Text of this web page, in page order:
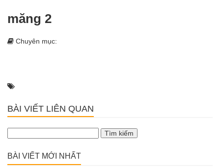
măng 2
Chuyên mục:
BÀI VIẾT LIÊN QUAN
kiếm
BÀI VIẾT MỚI NHẤT